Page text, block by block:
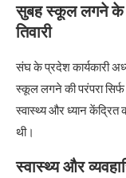
सुबह स्कूल लगने के
तिवारी
संघ के प्रदेश कार्यकारी
स्कूल लगने की परंपरा
स्वास्थ्य और ध्यान केंद्रित
थी।
स्वास्थ्य और